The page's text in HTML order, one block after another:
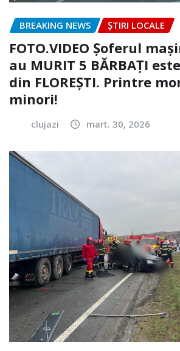
BREAKING NEWS ȘTIRI LOCALE
FOTO.VIDEO Șoferul
au MURIT 5 BĂRBAȚI
din FLOREȘTI. Printre
minori!
clujazi mart. 30, 2026